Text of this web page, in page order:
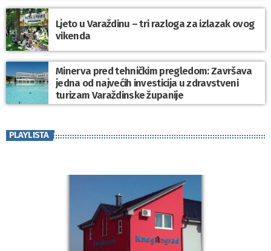
Ljeto u Varaždinu – tri razloga za izlazak ovog
vikenda
Minerva pred tehničkim pregledom: Završava
jedna od najvećih investicija u zdravstveni
turizam Varaždinske županije
PLAYLISTA